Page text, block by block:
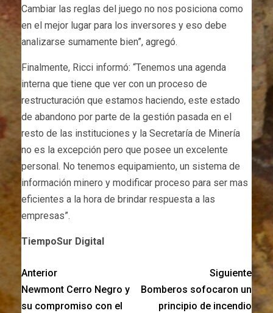
Cambiar las reglas del juego no nos posiciona como
en el mejor lugar para los inversores y eso debe
analizarse sumamente bien”, agregó.
Finalmente, Ricci informó: “Tenemos una agenda
interna que tiene que ver con un proceso de
restructuración que estamos haciendo, este estado
de abandono por parte de la gestión pasada en el
resto de las instituciones y la Secretaría de Minería
no es la excepción pero que posee un excelente
personal. No tenemos equipamiento, un sistema de
información minero y modificar proceso para ser mas
eficientes a la hora de brindar respuesta a las
empresas”.
TiempoSur Digital
Anterior
Newmont Cerro Negro y
su compromiso con el
Siguiente
Bomberos sofocaron un
principio de incendio